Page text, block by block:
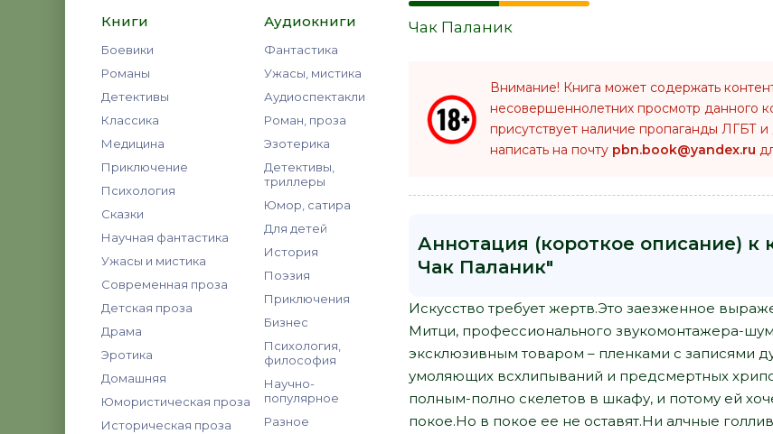
Книги
Боевики
Романы
Детективы
Классика
Медицина
Приключение
Психология
Сказки
Научная фантастика
Ужасы и мистика
Современная проза
Детская проза
Драма
Эротика
Домашняя
Юмористическая проза
Историческая проза
Аудиокниги
Фантастика
Ужасы, мистика
Аудиоспектакли
Роман, проза
Эзотерика
Детективы,
триллеры
Юмор, сатира
Для детей
История
Поэзия
Приключения
Бизнес
Психология,
философия
Научно-
популярное
Разное
Чак Паланик
Внимание! Книга может содержать
несовершеннолетних просмотр данного
присутствует наличие пропаганды ЛГБТ
написать на почту pbn.book@yandex.ru
Аннотация (короткое описание) к
Чак Паланик"
Искусство требует жертв.Это заезженное
Митци, профессионального звукомонтажера-
эксклюзивным товаром – пленками с записями
умоляющих всхлипываний и предсмертных
полным-полно скелетов в шкафу, и потому ей
покое.Но в покое ее не оставят.Ни алчные